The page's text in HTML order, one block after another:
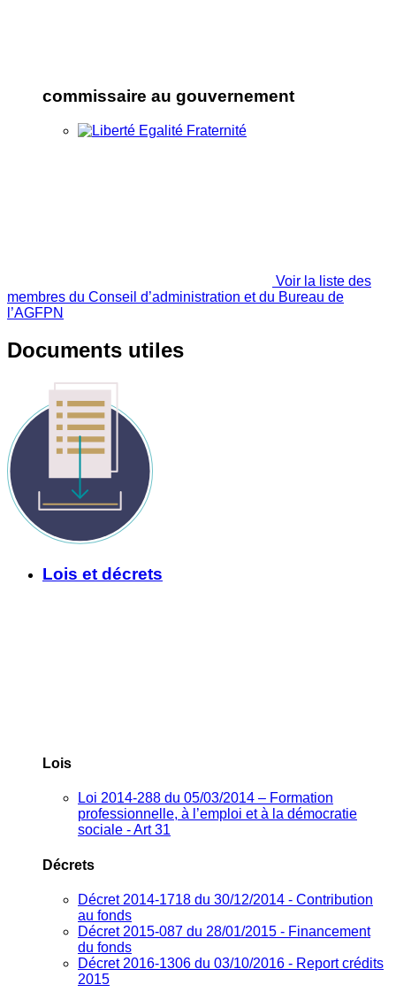
commissaire au gouvernement
Voir la liste des
membres du Conseil d’administration et du Bureau de
l’AGFPN
Documents utiles
Lois et décrets
Lois
Loi 2014-288 du 05/03/2014 – Formation
professionnelle, à l’emploi et à la démocratie
sociale - Art 31
Décrets
Décret 2014-1718 du 30/12/2014 - Contribution
au fonds
Décret 2015-087 du 28/01/2015 - Financement
du fonds
Décret 2016-1306 du 03/10/2016 - Report crédits
2015